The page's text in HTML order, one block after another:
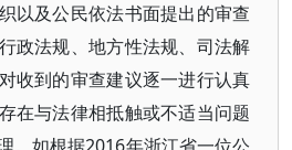
以及公民依法书面提出的审查
政法规、地方性法规、司法解
收到的审查建议逐一进行认真
在与法律相抵触或不适当问题